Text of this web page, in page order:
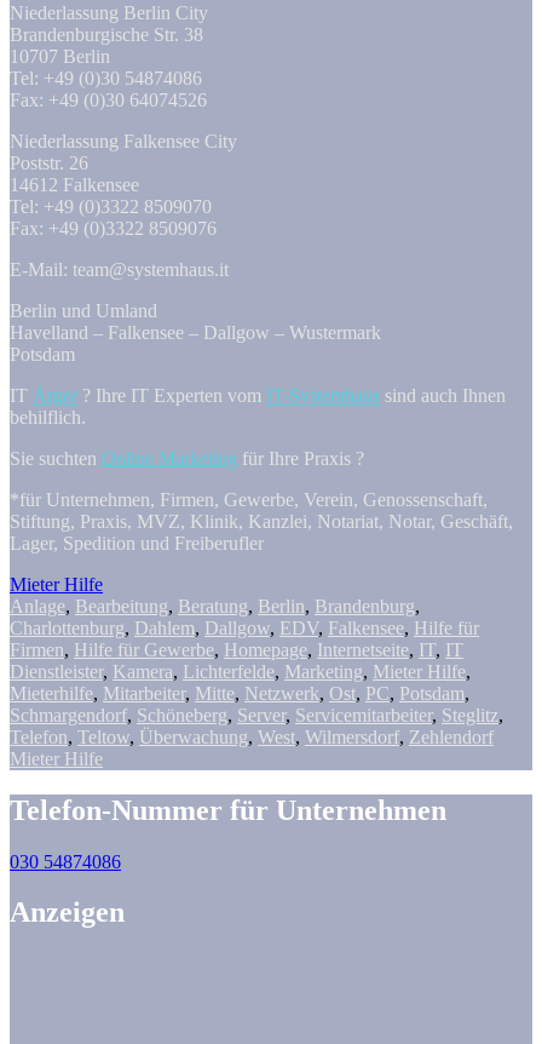
Niederlassung Berlin City
Brandenburgische Str. 38
10707 Berlin
Tel: +49 (0)30 54874086
Fax: +49 (0)30 64074526
Niederlassung Falkensee City
Poststr. 26
14612 Falkensee
Tel: +49 (0)3322 8509070
Fax: +49 (0)3322 8509076
E-Mail: team@systemhaus.it
Berlin und Umland
Havelland – Falkensee – Dallgow – Wustermark
Potsdam
IT Ärger ? Ihre IT Experten vom IT-Systemhaus sind auch Ihnen
behilflich.
Sie suchten Online Marketing für Ihre Praxis ?
*für Unternehmen, Firmen, Gewerbe, Verein, Genossenschaft,
Stiftung, Praxis, MVZ, Klinik, Kanzlei, Notariat, Notar, Geschäft,
Lager, Spedition und Freiberufler
Mieter Hilfe
Anlage, Bearbeitung, Beratung, Berlin, Brandenburg,
Charlottenburg, Dahlem, Dallgow, EDV, Falkensee, Hilfe für
Firmen, Hilfe für Gewerbe, Homepage, Internetseite, IT, IT
Dienstleister, Kamera, Lichterfelde, Marketing, Mieter Hilfe,
Mieterhilfe, Mitarbeiter, Mitte, Netzwerk, Ost, PC, Potsdam,
Schmargendorf, Schöneberg, Server, Servicemitarbeiter, Steglitz,
Telefon, Teltow, Überwachung, West, Wilmersdorf, Zehlendorf
Mieter Hilfe
Telefon-Nummer für Unternehmen
030 54874086
Anzeigen